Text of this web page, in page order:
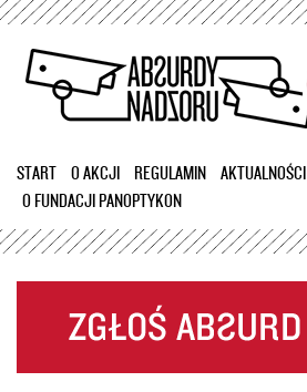
Przejdź
treści
START O AKCJI REGULAMIN
AKTUALNOŚCI
O FUNDACJI PANOPTYKON